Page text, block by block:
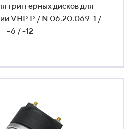
триггерных дисков для
VHP P / N 06.20.069-1 /
-6 / -12